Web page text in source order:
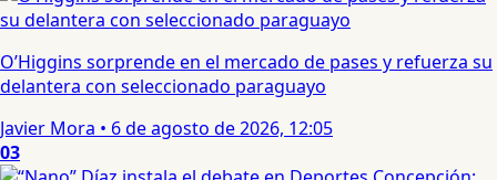
O’Higgins sorprende en el mercado de pases y refuerza su
delantera con seleccionado paraguayo
Javier Mora • 6 de agosto de 2026, 12:05
03